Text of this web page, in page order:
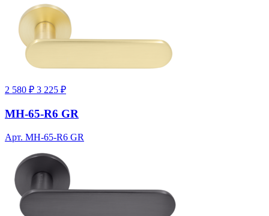
2 580 ₽ 3 225 ₽
MH-65-R6 GR
Арт. MH-65-R6 GR